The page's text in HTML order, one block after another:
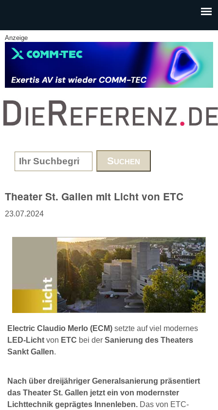
Anzeige
www.DieReferenz.de
Search form
Theater St. Gallen mit Licht von ETC
23.07.2024
Electric Claudio Merlo (ECM) setzte auf viel modernes
LED-Licht von ETC bei der Sanierung des Theaters
Sankt Gallen.
Nach über dreijähriger Generalsanierung präsentiert
das Theater St. Gallen jetzt ein von modernster
Lichttechnik geprägtes Innenleben. Das von ETC-